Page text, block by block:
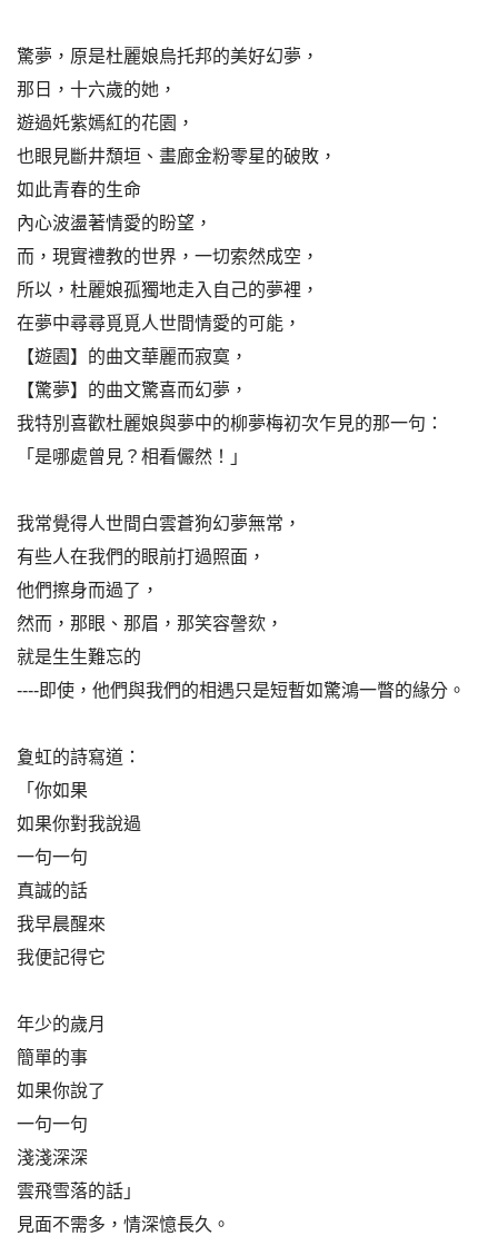
驚夢，原是杜麗娘烏托邦的美好幻夢，
那日，十六歲的她，
遊過奼紫嫣紅的花園，
也眼見斷井頹垣、畫廊金粉零星的破敗，
如此青春的生命
內心波盪著情愛的盼望，
而，現實禮教的世界，一切索然成空，
所以，杜麗娘孤獨地走入自己的夢裡，
在夢中尋尋覓覓人世間情愛的可能，
【遊園】的曲文華麗而寂寞，
【驚夢】的曲文驚喜而幻夢，
我特別喜歡杜麗娘與夢中的柳夢梅初次乍見的那一句：
「是哪處曾見？相看儼然！」
我常覺得人世間白雲蒼狗幻夢無常，
有些人在我們的眼前打過照面，
他們擦身而過了，
然而，那眼、那眉，那笑容謦欬，
就是生生難忘的
----即使，他們與我們的相遇只是短暫如驚鴻一瞥的緣分。
夐虹的詩寫道：
「你如果
如果你對我說過
一句一句
真誠的話
我早晨醒來
我便記得它
年少的歲月
簡單的事
如果你說了
一句一句
淺淺深深
雲飛雪落的話」
見面不需多，情深憶長久。